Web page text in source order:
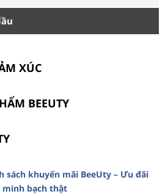
XÚC
BEEUTY
sách khuyến mãi BeeUty – Ưu đãi
bạch thật